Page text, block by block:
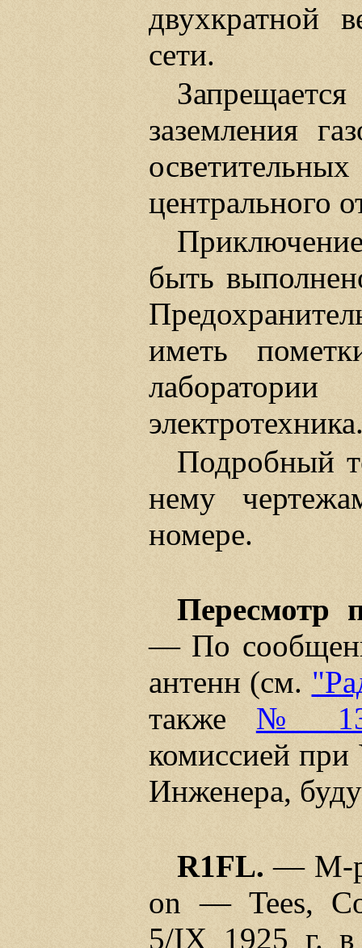
двухкратной
сети.
заземления
центрального
быть
иметь
Подробный
нему
номере.
Пересмотр
— По
антенн (см.
также №
комиссией при
Инженера,
R1FL. — М-р
on — Tees,
5/IX 1925 г.